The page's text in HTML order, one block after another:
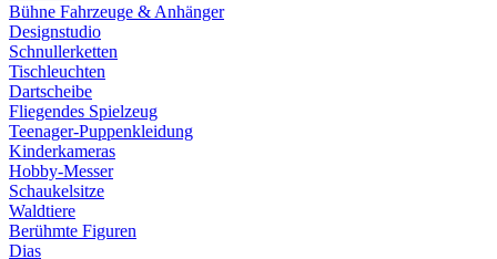
Bühne Fahrzeuge & Anhänger
Designstudio
Schnullerketten
Tischleuchten
Dartscheibe
Fliegendes Spielzeug
Teenager-Puppenkleidung
Kinderkameras
Hobby-Messer
Schaukelsitze
Waldtiere
Berühmte Figuren
Dias